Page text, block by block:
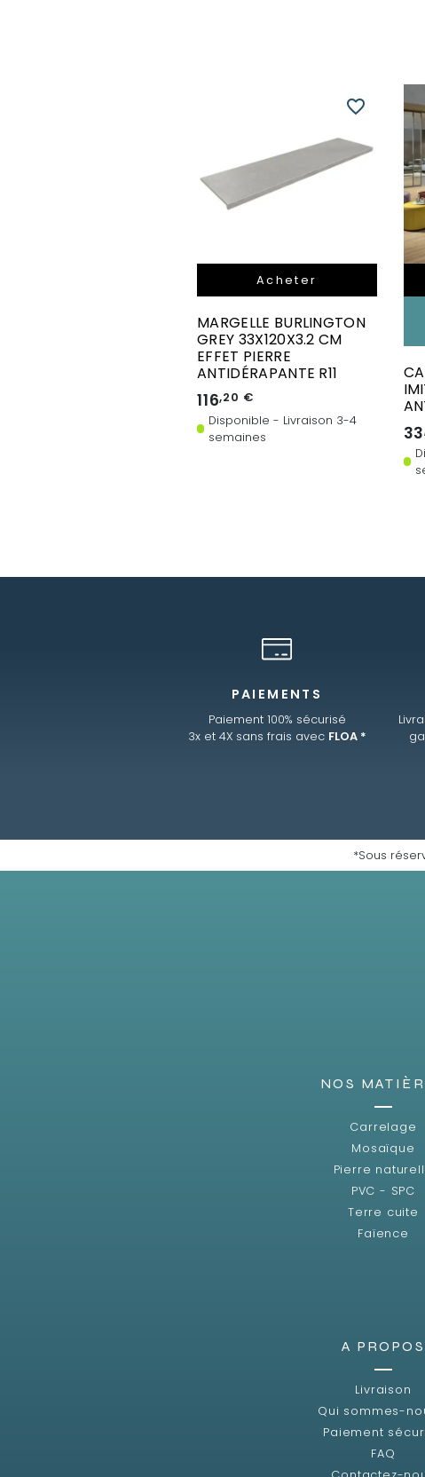
Acheter
favorite_border
MARGELLE BURLINGTON
GREY 33X120X3.2 CM
EFFET PIERRE
ANTIDÉRAPANTE R11
116,20 €
Disponible - Livraison 3-4
semaines
33
PAIEMENTS
Paiement 100% sécurisé
3x et 4X sans frais avec FLOA *
*Sous
NOS
Carrelage
Mosaïque
Pierre
PVC - SPC
Terre cuite
Faïence
A PROPOS
Livraison
Qui sommes-
Paiement
FAQ